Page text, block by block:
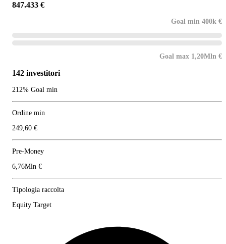
847.433 €
Goal min 400k €
Goal max 1,20Mln €
142 investitori
212% Goal min
Ordine min
249,60 €
Pre-Money
6,76Mln €
Tipologia raccolta
Equity Target